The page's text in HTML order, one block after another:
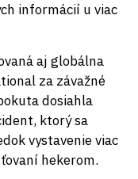
informácií u viac
aj globálna
za závažné
dosiahla
ktorý sa
vystavenie viac
hekerom.